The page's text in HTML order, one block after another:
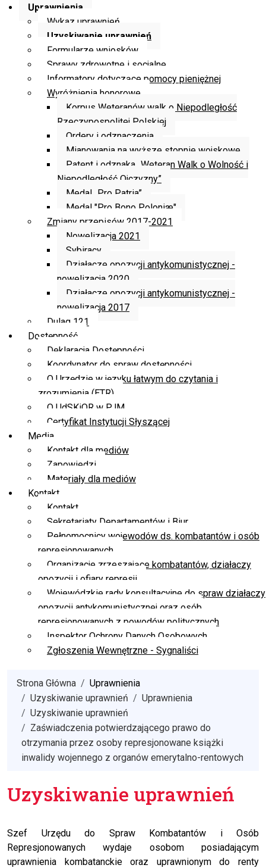
Uprawnienia
Wykaz uprawnień
Uzyskiwanie uprawnień
Formularze wniosków
Sprawy zdrowotne i socjalne
Informatory dotyczące pomocy pieniężnej
Wyróżnienia honorowe
Korpus Weteranów walk o Niepodległość
Rzeczypospolitej Polskiej
Ordery i odznaczenia
Mianowania na wyższe stopnie wojskowe
Patent i odznaka „Weteran Walk o Wolność i
Niepodległość Ojczyzny”
Medal „Pro Patria”
Medal "Pro Bono Poloniæ"
Zmiany przepisów 2017-2021
Nowelizacja 2021
Sybiracy
Działacze opozycji antykomunistycznej -
nowelizacja 2020
Działacze opozycji antykomunistycznej -
nowelizacja 2017
Dulag 121
Dostępność
Deklaracja Dostępności
Koordynator do spraw dostępności
O Urzędzie w języku łatwym do czytania i
zrozumienia (ETR)
O UdSKiOR w PJM
Certyfikat Instytucji Słyszącej
Media
Kontakt dla mediów
Zapowiedzi
Materiały dla mediów
Kontakt
Kontakt
Sekretariaty Departamentów i Biur
Pełnomocnicy wojewodów ds. kombatantów i osób
represjonowanych
Organizacje zrzeszające kombatantów, działaczy
opozycji i ofiary represji
Wojewódzkie rady konsultacyjne do spraw działaczy
opozycji antykomunistycznej oraz osób
represjonowanych z powodów politycznych
Inspektor Ochrony Danych Osobowych
Zgłoszenia Wewnętrzne - Sygnaliści
Strona Główna
Uprawnienia
Uzyskiwanie uprawnień
Uprawnienia
Uzyskiwanie uprawnień
Zaświadczenia potwierdzającego prawo do
otrzymania przez osoby represjonowane książki
inwalidy wojennego z organów emerytalno-rentowych
Uzyskiwanie uprawnień
Szef Urzędu do Spraw Kombatantów i Osób
Represjonowanych wydaje osobom posiadającym
uprawnienia kombatanckie oraz uprawnionym do renty